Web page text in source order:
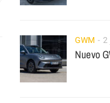
GWM
Nuevo